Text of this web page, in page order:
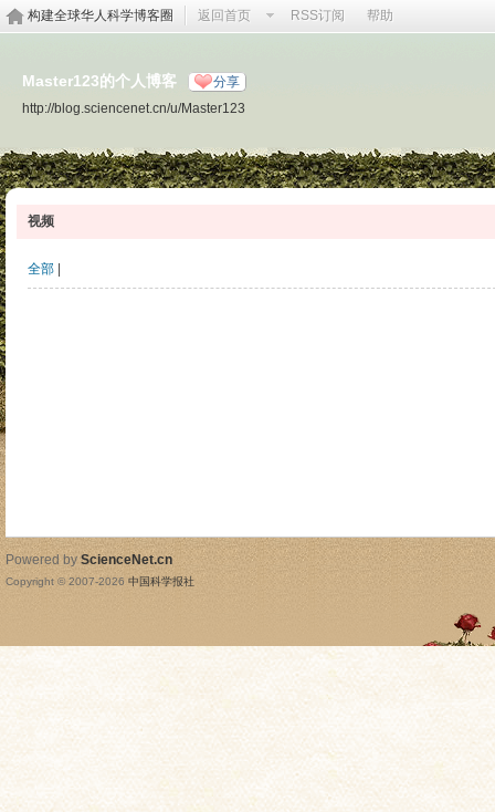
构建全球华人科学博客圈 返回首页 RSS订阅 帮助
Master123的个人博客 分享
http://blog.sciencenet.cn/u/Master123
视频
全部
Powered byScienceNet.cn
Copyright © 2007-2026 中国科学报社